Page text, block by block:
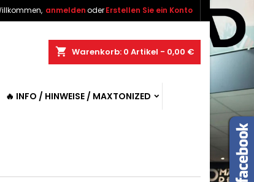
anmeldenoderErstellen Sie ein Konto
shopping_cart Warenkorb: 0 Artikel - 0,00 €
🔥 INFO / HINWEISE / MAXTONIZED